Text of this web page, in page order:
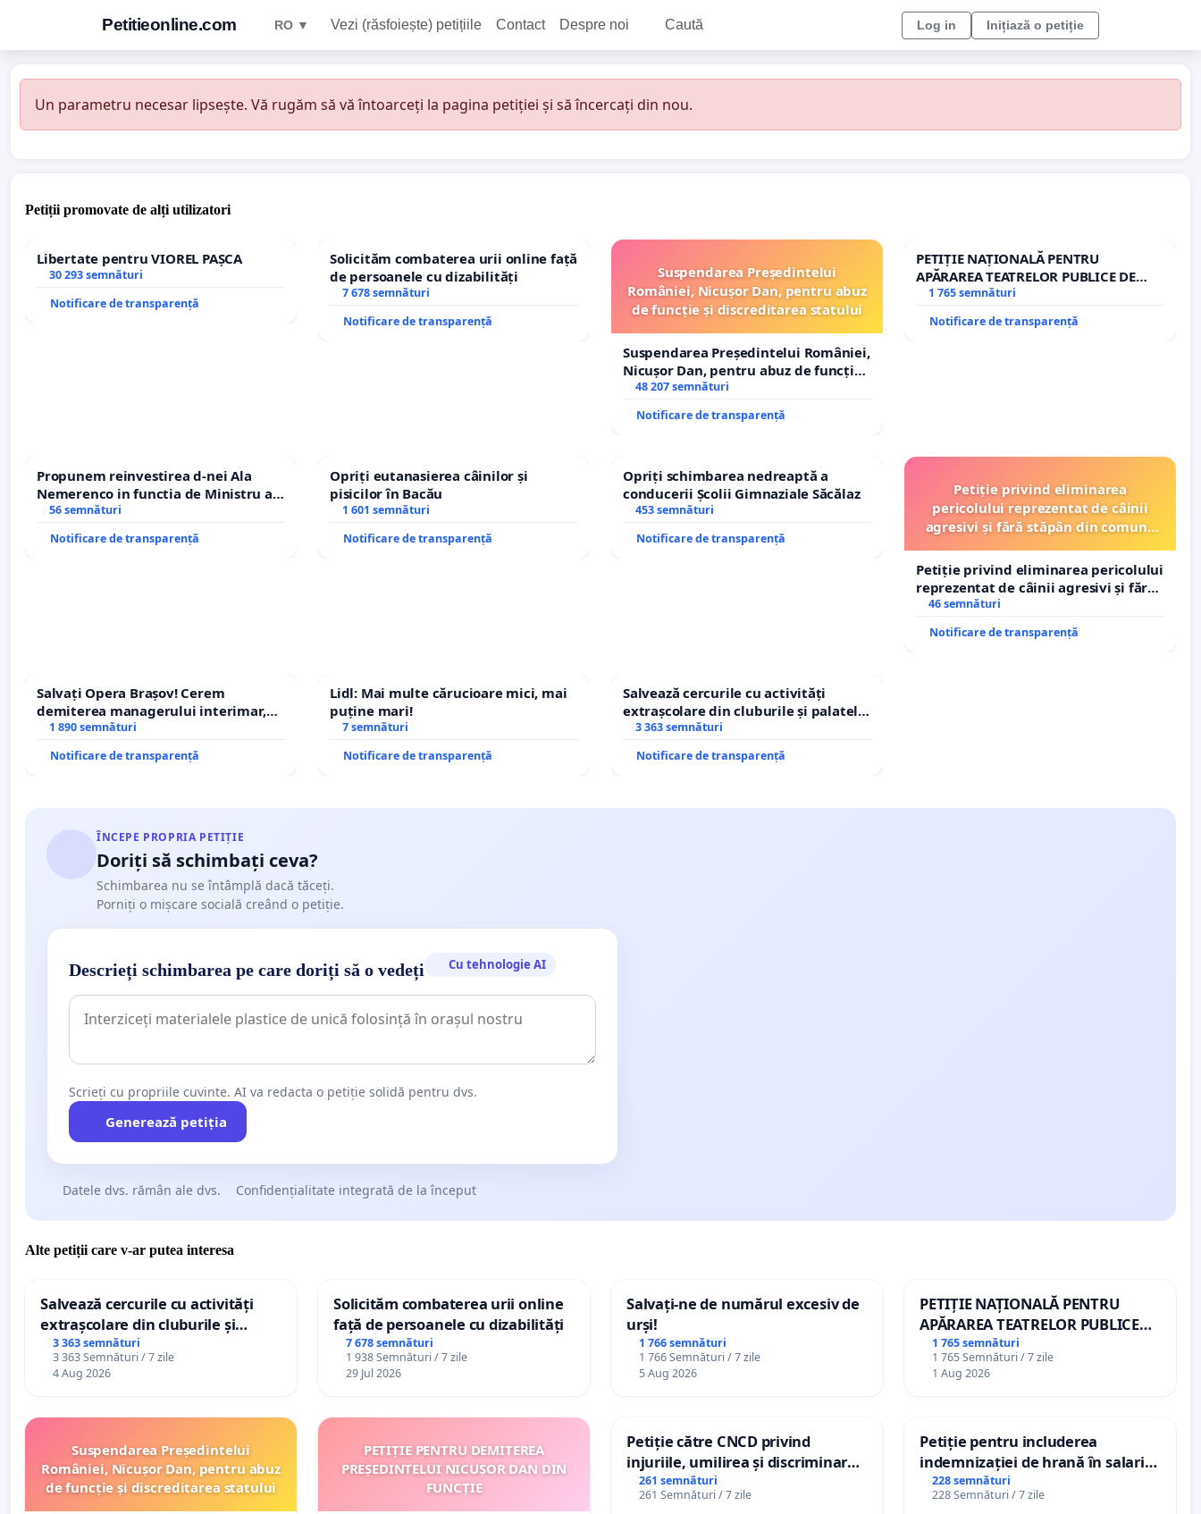
Petitieonline.com RO ▼ Vezi (răsfoiește) petițiile Contact Despre noi Caută Log in Inițiază o petiție
Un parametru necesar lipsește. Vă rugăm să vă întoarceți la pagina petiției și să încercați din nou.
Petiții promovate de alți utilizatori
Libertate pentru VIOREL PAȘCA
30 293 semnături
Notificare de transparență
Solicităm combaterea urii online față
de persoanele cu dizabilități
7 678 semnături
Notificare de transparență
Suspendarea Președintelui
României, Nicușor Dan, pentru abuz
de funcție și discreditarea statului
Suspendarea Președintelui României,
Nicușor Dan, pentru abuz de funcție
și discreditarea statului
48 207 semnături
Notificare de transparență
PETIȚIE NAȚIONALĂ PENTRU
APĂRAREA TEATRELOR PUBLICE DE
REPERTORIU DIN ROMÂNIA
1 765 semnături
Notificare de transparență
Propunem reinvestirea d-nei Ala
Nemerenco in functia de Ministru al
Sanatatii
56 semnături
Notificare de transparență
Opriți eutanasierea câinilor și
pisicilor în Bacău
1 601 semnături
Notificare de transparență
Opriți schimbarea nedreaptă a
conducerii Școlii Gimnaziale Săcălaz
453 semnături
Notificare de transparență
Petiție privind eliminarea
pericolului reprezentat de câinii
agresivi și fără stăpân din comuna
Petiție privind eliminarea pericolului
reprezentat de câinii agresivi și fără
stăpân din comuna Tunari
46 semnături
Notificare de transparență
Salvați Opera Brașov! Cerem
demiterea managerului interimar,
Petrean Lucian-Marius!
1 890 semnături
Notificare de transparență
Lidl: Mai multe cărucioare mici, mai
puține mari!
7 semnături
Notificare de transparență
Salvează cercurile cu activități
extrașcolare din cluburile și palatele
copiilor
3 363 semnături
Notificare de transparență
ÎNCEPE PROPRIA PETIȚIE
Doriți să schimbați ceva?
Schimbarea nu se întâmplă dacă tăceți.
Porniți o mișcare socială creând o petiție.
Descrieți schimbarea pe care doriți să o vedeți Cu tehnologie AI
Scrieți cu propriile cuvinte. AI va redacta o petiție solidă pentru dvs.
Generează petiția
Datele dvs. rămân ale dvs. Confidențialitate integrată de la început
Alte petiții care v-ar putea interesa
Salvează cercurile cu activități
extrașcolare din cluburile și
palatele copiilor
3 363 semnături
3 363 Semnături / 7 zile
4 Aug 2026
Solicităm combaterea urii online
față de persoanele cu dizabilități
7 678 semnături
1 938 Semnături / 7 zile
29 Jul 2026
Salvați-ne de numărul excesiv de
urși!
1 766 semnături
1 766 Semnături / 7 zile
5 Aug 2026
PETIȚIE NAȚIONALĂ PENTRU
APĂRAREA TEATRELOR PUBLICE
DE REPERTORIU DIN ROMÂNIA
1 765 semnături
1 765 Semnături / 7 zile
1 Aug 2026
Suspendarea Președintelui
României, Nicușor Dan, pentru abuz
de funcție și discreditarea statului
PETIȚIE PENTRU DEMITEREA
PREȘEDINTELUI NICUȘOR DAN DIN
FUNCȚIE
Petiție către CNCD privind
injuriile, umilirea și discriminarea
persoanelor cu dizabilități de
către utilizatorul TikTok „Gorici”
261 semnături
261 Semnături / 7 zile
Petiție pentru includerea
indemnizației de hrană în salariul
de bază și protejarea gradațiilor
de vechime pentru asistenții
228 semnături
228 Semnături / 7 zile